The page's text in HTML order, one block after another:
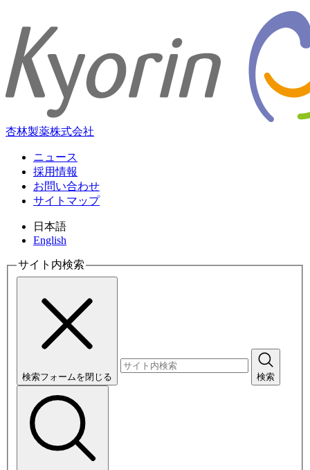
杏林製薬株式会社
ニュース
採用情報
お問い合わせ
サイトマップ
日本語
English
サイト内検索
検索フォームを閉じる 検索